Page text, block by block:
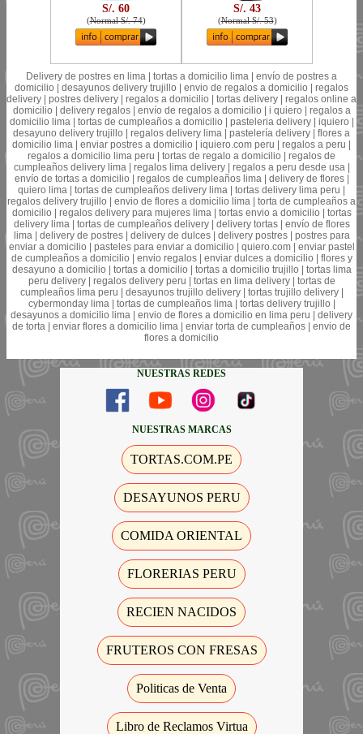
S/. 60
(Normal S/. 74)
S/. 43
(Normal S/. 53)
Delivery de postres en lima | tortas a domicilio lima | envío de postres a
domicilio | desayunos delivery trujillo | envio de regalos a domicilio | regalos
delivery | postres delivery | regalos a domicilio | tortas delivery | regalos online a
domicilio | delivery regalos | envío de regalos a domicilio | i quiero | regalos a
domicilio lima | tortas de cumpleaños a domicilio | pasteleria delivery | iquiero |
desayuno delivery trujillo | regalos delivery lima | pastelería delivery | flores a
domicilio lima | enviar postres a domicilio | iquiero.com peru | regalos a peru |
regalos a domicilio lima peru | tortas de regalo a domicilio | regalos de
cumpleaños delivery lima | regalos lima delivery | regalos a peru desde usa |
envío de tortas a domicilio | regalos de cumpleaños lima | delivery de flores |
quiero lima | tortas de cumpleaños delivery lima | tortas delivery lima peru |
regalos delivery trujillo | envio de flores a domicilio lima | torta de cumpleaños a
domicilio | regalos delivery para mujeres lima | tortas envio a domicilio | tortas
delivery lima | tortas de cumpleaños delivery | delivery tortas | envío de flores
lima | delivery de postres | delivery de dulces | delivery postres | postres para
enviar a domicilio | pasteles para enviar a domicilio | quiero.com | enviar pastel
de cumpleaños a domicilio | envio regalos | enviar dulces a domicilio | flores y
desayuno a domicilio | tortas a domicilio | tortas a domicilio trujillo | tortas lima
peru delivery | regalos delivery peru | tortas en lima delivery | tortas de
cumpleaños lima peru | desayunos trujillo delivery | tortas trujillo delivery |
cybermonday lima | tortas de cumpleaños lima | tortas delivery trujillo |
desayunos a domicilio lima | envio de flores a domicilio en lima peru | delivery
de torta | enviar flores a domicilio lima | enviar torta de cumpleaños | envio de
flores a domicilio
NUESTRAS REDES
NUESTRAS MARCAS
TORTAS.COM.PE
DESAYUNOS PERU
COMIDA ORIENTAL
FLORERIAS PERU
RECIEN NACIDOS
FRUTEROS CON FRESAS
Politicas de Venta
Libro de Reclamos Virtua